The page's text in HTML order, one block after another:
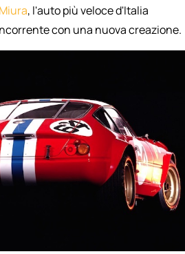
, l'auto più veloce d'Italia
con una nuova creazione.